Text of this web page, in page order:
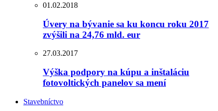
01.02.2018
Úvery na bývanie sa ku koncu roku 2017
zvýšili na 24,76 mld. eur
27.03.2017
Výška podpory na kúpu a inštaláciu
fotovoltických panelov sa mení
Stavebníctvo